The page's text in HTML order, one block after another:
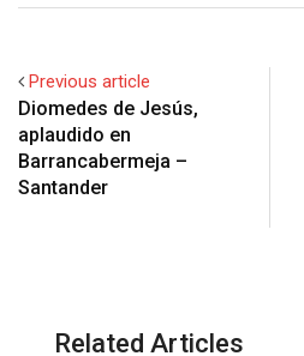
Previous article
Diomedes de Jesús,
aplaudido en
Barrancabermeja –
Santander
Related Articles